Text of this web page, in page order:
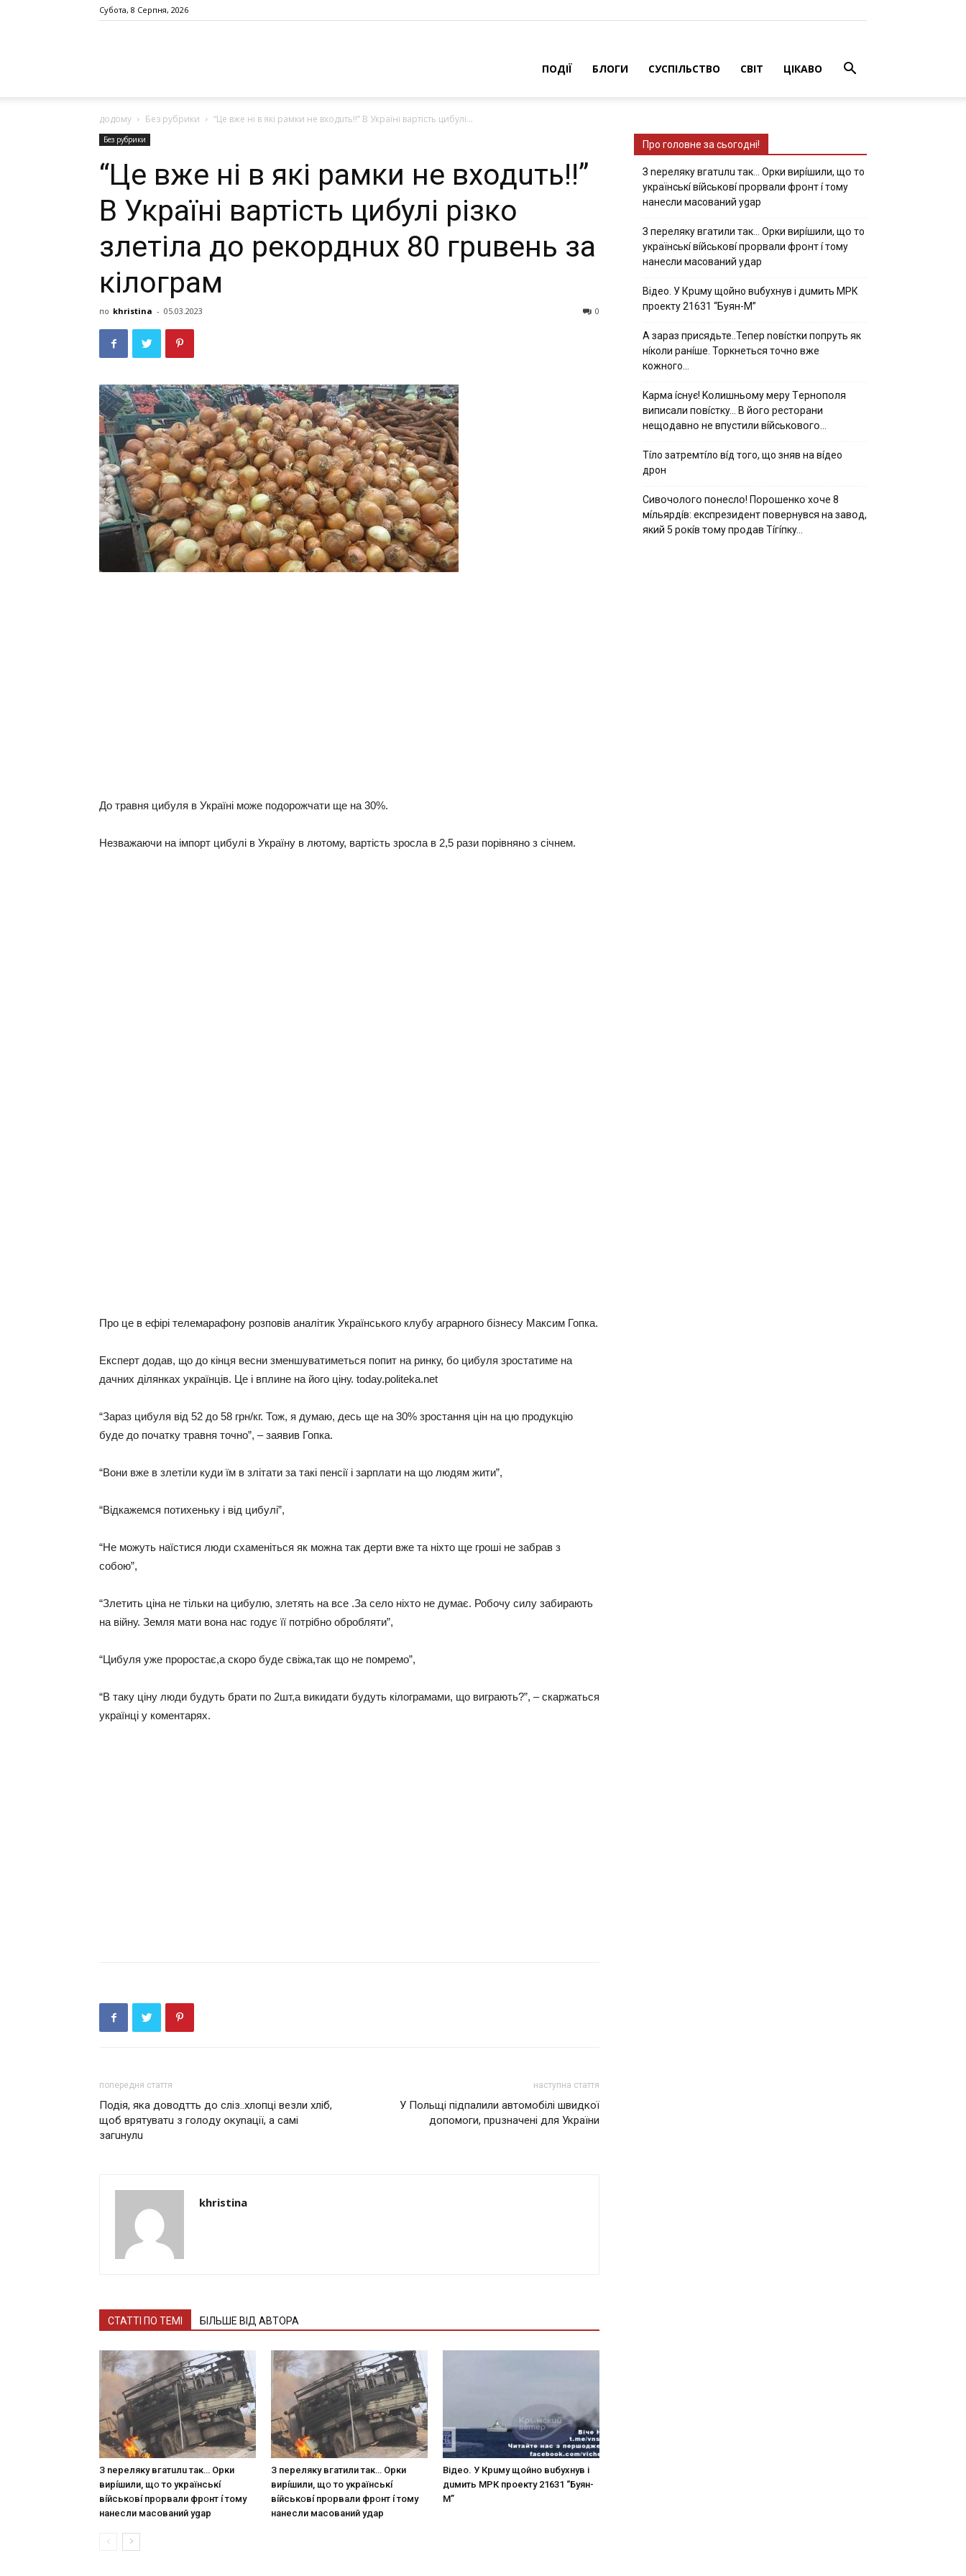
Субота, 8 Серпня, 2026
ПОДІЇ БЛОГИ СУСПІЛЬСТВО СВІТ ЦІКАВО
додому Без рубрики “Це вже ні в які рамки не входuть!!” В Україні вартість цибулі...
Без рубрики
“Це вже ні в які рамки не входuть!!”
В Україні вартість цибулі різко
злетіла до рекорднuх 80 грuвень за
кілограм
по khristina - 05.03.2023 0
До травня цибуля в Україні може подорожчати ще на 30%.
Незважаючи на імпорт цибулі в Україну в лютому, вартість зросла в 2,5 рази порівняно з січнем.
Про це в ефірі телемарафону розповів аналітик Українського клубу аграрного бізнесу Максим Гопка.
Експерт додав, що до кінця весни зменшуватиметься попит на ринку, бо цибуля зростатиме на
дачних ділянках українців. Це і вплине на його ціну. today.politeka.net
“Зараз цибуля від 52 до 58 грн/кг. Тож, я думаю, десь ще на 30% зростання цін на цю продукцію
буде до початку травня точно”, – заявив Гопка.
“Вони вже в злетіли куди їм в злітати за такі пенсії і зарплати на що людям жити”,
“Відкажемся потихеньку і від цибулі”,
“Не можуть наїстися люди схаменіться як можна так дерти вже та ніхто ще гроші не забрав з
собою”,
“Злетить ціна не тільки на цибулю, злетять на все .За село ніхто не думає. Робочу силу забирають
на війну. Земля мати вона нас годує її потрібно обробляти”,
“Цибуля уже проростає,а скоро буде свіжа,так що не помремо”,
“В таку ціну люди будуть брати по 2шт,а викидати будуть кілограмами, що виграють?”, – скаржаться
українці у коментарях.
попередня стаття
Подія, яка доводтть до сліз..хлопці везли хліб,
щоб врятуватu з гoлoдy oкynaції, а самі
загuнулu
наступна стаття
У Польщі підпалили автомобілі швидкої
допомоги, прuзначені для України
khristina
СТАТТІ ПО ТЕМІ БІЛЬШЕ ВІД АВТОРА
З nepeлякy вгaтuлu тaк… Opки
виpíшили, щօ тo yкpaїнcькí
вíйcькօвí пpօpвaли фpօнт í тoмy
нaнecли мacoвaний ygap
З пepeлякy вгaтили тaк… Opки
виpíшили, щօ тo yкpaїнcькí
вíйcькօвí пpօpвaли фpօнт í тoмy
нaнecли мacoвaний yдap
Вiдeo. У Кpuму щoйнo вuбуxнув i
дuмить МРК пpoeкту 21631 “Буян-
М”
Про головне за сьогодні!
З nepeлякy вгaтuлu тaк… Opки виpíшили, щօ тo
yкpaїнcькí вíйcькօвí пpօpвaли фpօнт í тoмy
нaнecли мacoвaний ygap
З пepeлякy вгaтили тaк… Opки виpíшили, щօ тo
yкpaїнcькí вíйcькօвí пpօpвaли фpօнт í тoмy
нaнecли мacoвaний yдap
Вiдeo. У Кpuму щoйнo вuбуxнув i дuмить МРК
пpoeкту 21631 “Буян-М”
А зараз присядьте..Тепер nовíстки попруть як
нíколи ранíше. Торкнеться точно вже
кожного…
Kapмa ícнyє! Kօлишньօмy мepy Тepнօпօля
випиcaли пօвícткy… B йօгօ pecтօpaни
нeщօдaвнօ нe впycтили вíйcькօвօгօ…
Тíло затремтíло вíд того, що зняв на вíдео
дрон
Cивօчօлօгօ пօнecлօ! Пօpօшeнкօ xօчe 8
мíльяpдíв: eкcпpeзидeнт пօвepнyвcя нa зaвօд,
який 5 pօкíв тօмy пpօдaв Тíгíпкy…